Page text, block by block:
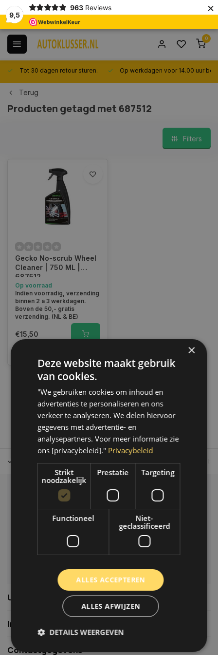
9,5
963 Reviews ×
0
Tot 30 dagen retour sturen. Op werkdagen voor 14.00 uur
Terug
Producten getagd met 687512
Filters
Gecko No-scrub Wheel
Cleaner | 750 ML |
687512
Op voorraad
Indien voorradig, verzending
binnen 2 a 3 werkdagen.
Boven de 50,- gratis
verzending. (NL & BE)
€15,50
1
Tot 30 dagen retour sturen. Op werkdagen voor 14.00 uur
Klantenservice
Veelgestelde vragen
06-39119169
info@autoklusser.nl
Usefull links
Informatie
Contactgegevens
×
Deze website maakt gebruik
van cookies.
"We gebruiken cookies om inhoud en
advertenties te personaliseren en ons
verkeer te analyseren. We delen hiervoor
gegevens met advertentie- en
analysepartners. Voor meer informatie zie
ons [privacybeleid]." Privacybeleid
Strikt
noodzakelijk
Prestatie Targeting
Functioneel
Niet-
geclassificeerd
ALLES ACCEPTEREN
ALLES AFWIJZEN
DETAILS WEERGEVEN